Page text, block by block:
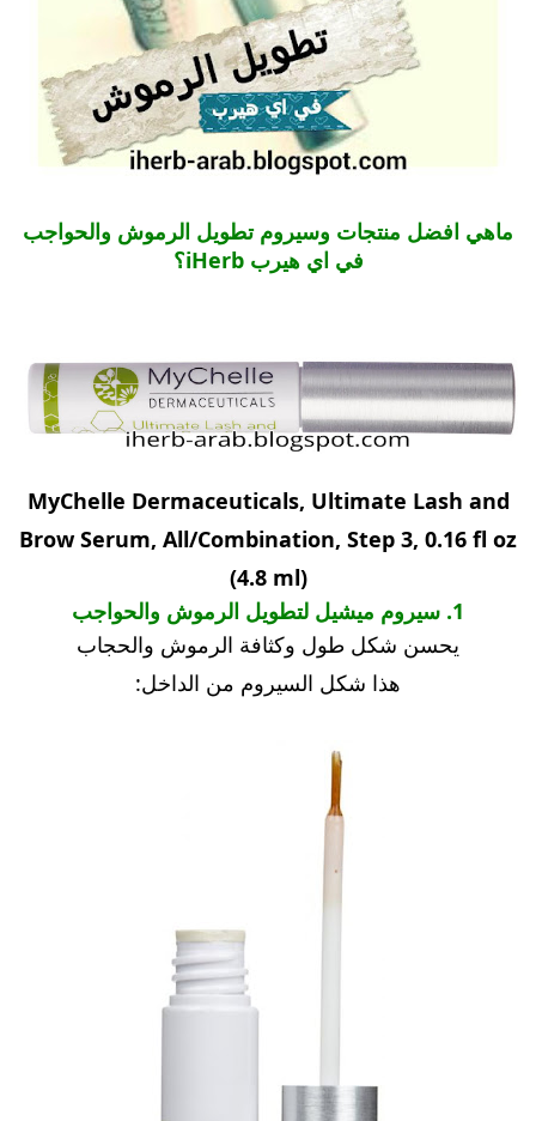
ماهي افضل منتجات وسيروم تطويل الرموش والحواجب
في اي هيرب iHerb؟
MyChelle Dermaceuticals, Ultimate Lash and
Brow Serum, All/Combination, Step 3, 0.16 fl oz
(4.8 ml)
1. سيروم ميشيل لتطويل الرموش والحواجب
يحسن شكل طول وكثافة الرموش والحجاب
هذا شكل السيروم من الداخل: